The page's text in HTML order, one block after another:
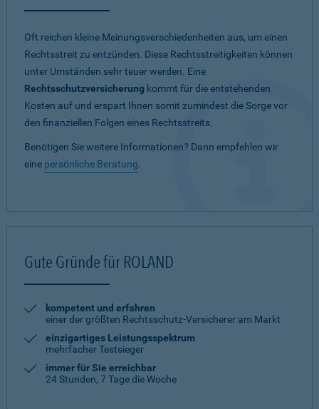
Oft reichen kleine Meinungsverschiedenheiten aus, um einen
Rechtsstreit zu entzünden. Diese Rechtsstreitigkeiten können
unter Umständen sehr teuer werden. Eine
Rechtsschutzversicherung kommt für die entstehenden
Kosten auf und erspart Ihnen somit zumindest die Sorge vor
den finanziellen Folgen eines Rechtsstreits.
Benötigen Sie weitere Informationen? Dann empfehlen wir
eine persönliche Beratung.
Gute Gründe für ROLAND
kompetent und erfahren
einer der größten Rechtsschutz-Versicherer am Markt
einzigartiges Leistungsspektrum
mehrfacher Testsieger
immer für Sie erreichbar
24 Stunden, 7 Tage die Woche